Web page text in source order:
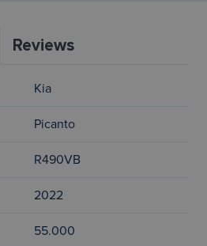
Reviews
Kia
Picanto
R490VB
2022
55.000